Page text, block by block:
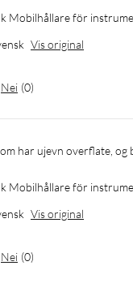
Mobilhållare för
Vis original
Nei (0)
har ujevn overflate, og
Mobilhållare för
Vis original
Nei (0)